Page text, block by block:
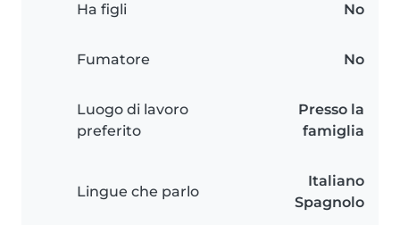
Ha figli No
Fumatore No
Luogo di lavoro
preferito
Presso la
famiglia
Lingue che parlo
Italiano
Spagnolo